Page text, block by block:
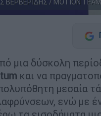
ΒΕΡΒΕΡΙΔΗΣ / MOTION
μια δύσκολη
και να
μεσαία
ενώ με